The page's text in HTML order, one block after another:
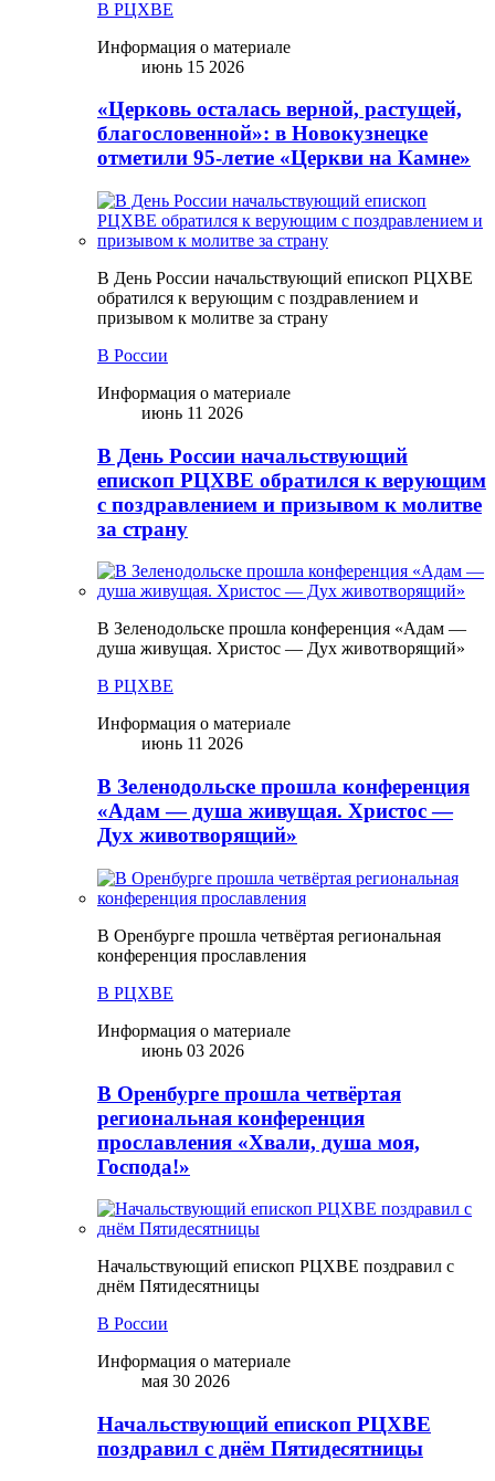
В РЦХВЕ
Информация о материале
июнь 15 2026
«Церковь осталась верной, растущей,
благословенной»: в Новокузнецке
отметили 95-летие «Церкви на Камне»
В День России начальствующий епископ РЦХВЕ
обратился к верующим с поздравлением и
призывом к молитве за страну
В России
Информация о материале
июнь 11 2026
В День России начальствующий
епископ РЦХВЕ обратился к верующим
с поздравлением и призывом к молитве
за страну
В Зеленодольске прошла конференция «Адам —
душа живущая. Христос — Дух животворящий»
В РЦХВЕ
Информация о материале
июнь 11 2026
В Зеленодольске прошла конференция
«Адам — душа живущая. Христос —
Дух животворящий»
В Оренбурге прошла четвёртая региональная
конференция прославления
В РЦХВЕ
Информация о материале
июнь 03 2026
В Оренбурге прошла четвёртая
региональная конференция
прославления «Хвали, душа моя,
Господа!»
Начальствующий епископ РЦХВЕ поздравил с
днём Пятидесятницы
В России
Информация о материале
мая 30 2026
Начальствующий епископ РЦХВЕ
поздравил с днём Пятидесятницы